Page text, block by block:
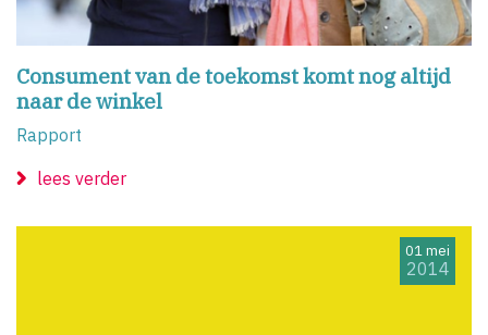
Consument van de toekomst komt nog altijd
naar de winkel
Rapport
lees verder
01 mei
2014